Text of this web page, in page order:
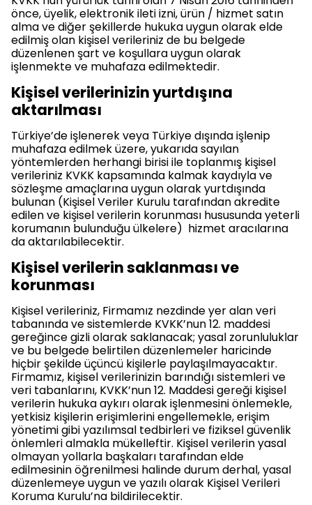
önce, üyelik, elektronik ileti izni, ürün / hizmet satın
alma ve diğer şekillerde hukuka uygun olarak elde
edilmiş olan kişisel verileriniz de bu belgede
düzenlenen şart ve koşullara uygun olarak
işlenmekte ve muhafaza edilmektedir.
Kişisel verilerinizin yurtdışına
aktarılması
Türkiye’de işlenerek veya Türkiye dışında işlenip
muhafaza edilmek üzere, yukarıda sayılan
yöntemlerden herhangi birisi ile toplanmış kişisel
verileriniz KVKK kapsamında kalmak kaydıyla ve
sözleşme amaçlarına uygun olarak yurtdışında
bulunan (Kişisel Veriler Kurulu tarafından akredite
edilen ve kişisel verilerin korunması hususunda yeterli
korumanın bulunduğu ülkelere) hizmet aracılarına
da aktarılabilecektir.
Kişisel verilerin saklanması ve
korunması
Kişisel verileriniz, Firmamız nezdinde yer alan veri
tabanında ve sistemlerde KVKK’nun 12. maddesi
gereğince gizli olarak saklanacak; yasal zorunluluklar
ve bu belgede belirtilen düzenlemeler haricinde
hiçbir şekilde üçüncü kişilerle paylaşılmayacaktır.
Firmamız, kişisel verilerinizin barındığı sistemleri ve
veri tabanlarını, KVKK’nun 12. Maddesi gereği kişisel
verilerin hukuka aykırı olarak işlenmesini önlemekle,
yetkisiz kişilerin erişimlerini engellemekle, erişim
yönetimi gibi yazılımsal tedbirleri ve fiziksel güvenlik
önlemleri almakla mükelleftir. Kişisel verilerin yasal
olmayan yollarla başkaları tarafından elde
edilmesinin öğrenilmesi halinde durum derhal, yasal
düzenlemeye uygun ve yazılı olarak Kişisel Verileri
Koruma Kurulu’na bildirilecektir.